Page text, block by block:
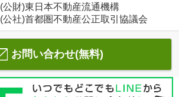
(公財)東日本不動産流通機構
(公社)首都圏不動産公正取引協議会
お問い合わせ(無料)